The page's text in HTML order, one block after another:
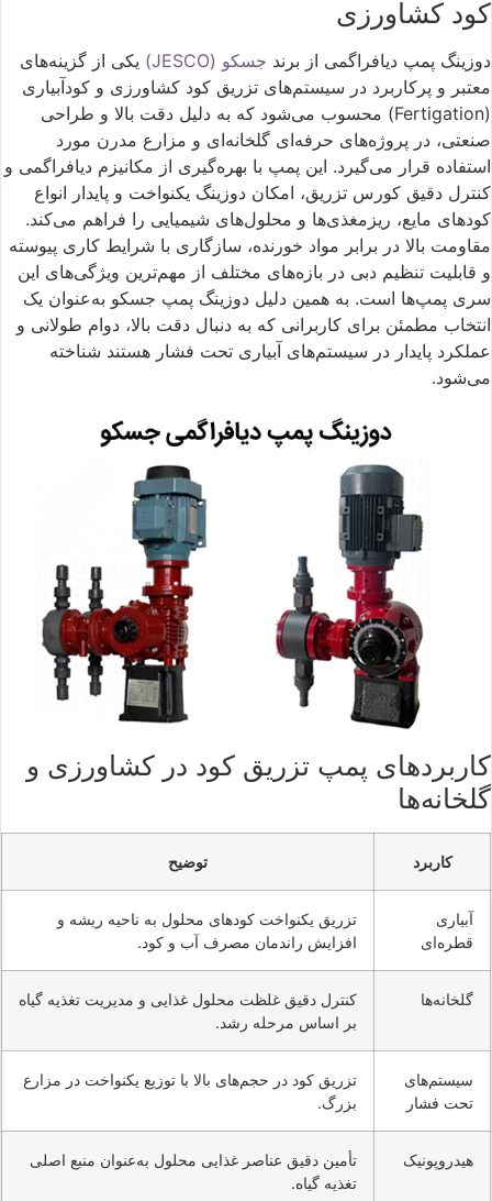
کود کشاورزی
دوزینگ پمپ دیافراگمی از برند جسکو (JESCO)
یکی از گزینه‌های
معتبر و پرکاربرد در سیستم‌های تزریق کود کشاورزی و کودآبیاری
(Fertigation) محسوب می‌شود که به دلیل دقت بالا و طراحی
صنعتی، در پروژه‌های حرفه‌ای گلخانه‌ای و مزارع مدرن مورد
استفاده قرار می‌گیرد. این پمپ با بهره‌گیری از مکانیزم دیافراگمی و
کنترل دقیق کورس تزریق، امکان دوزینگ یکنواخت و پایدار انواع
کودهای مایع، ریزمغذی‌ها و محلول‌های شیمیایی را فراهم می‌کند.
مقاومت بالا در برابر مواد خورنده، سازگاری با شرایط کاری پیوسته
و قابلیت تنظیم دبی در بازه‌های مختلف از مهم‌ترین ویژگی‌های این
سری پمپ‌ها است. به همین دلیل دوزینگ پمپ جسکو به‌عنوان یک
انتخاب مطمئن برای کاربرانی که به دنبال دقت بالا، دوام طولانی و
عملکرد پایدار در سیستم‌های آبیاری تحت فشار هستند شناخته
می‌شود.
کاربردهای پمپ تزریق کود در کشاورزی و
گلخانه‌ها
کاربرد توضیح
آبیاری
قطره‌ای
تزریق یکنواخت کودهای محلول به ناحیه ریشه و
افزایش راندمان مصرف آب و کود.
گلخانه‌ها
کنترل دقیق غلظت محلول غذایی و مدیریت تغذیه گیاه
بر اساس مرحله رشد.
سیستم‌های
تحت فشار
تزریق کود در حجم‌های بالا با توزیع یکنواخت در مزارع
بزرگ.
هیدروپونیک
تأمین دقیق عناصر غذایی محلول به‌عنوان منبع اصلی
تغذیه گیاه.